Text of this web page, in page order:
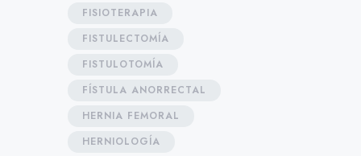
FISIOTERAPIA
FISTULECTOMÍA
FISTULOTOMÍA
FÍSTULA ANORRECTAL
HERNIA FEMORAL
HERNIOLOGÍA